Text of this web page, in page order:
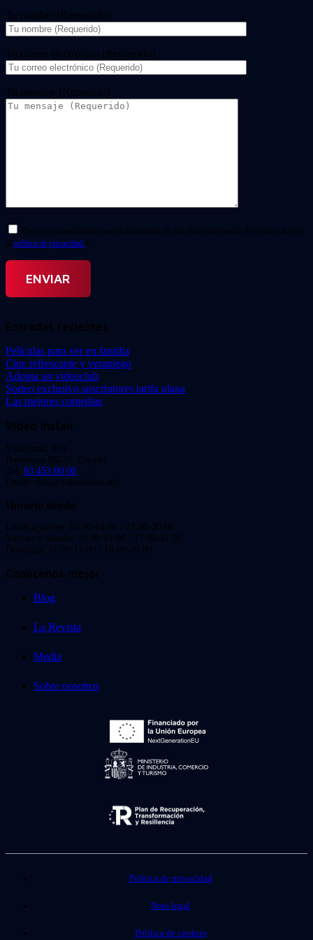
Tu nombre (Requerido)
Tu correo electrónico (Requerido)
Tu mensaje (Necesario)
Doy mi consentimiento para el tratamiento de mis datos personales. He leído y acepto
la política de privacidad. *
Entradas recientes
Películas para ver en familia
Cine refrescante y veraniego
Adopta un videoclub
Sorteo exclusivo suscriptores tarifa plana
Las mejores comedias
Video Instan
Viladomat, 239
Barcelona 08029. España.
Tel: 93 453 00 00
Email: info@videoinstan.net
Horario tienda
Lunes a jueves: 10:30-14:00 / 17:00-20:00
Viernes y sábado: 10:30-14:00 / 17:00-21:00
Domingo: 11:00-15:00 / 16:00-20:00
Conócenos mejor
Blog
La Revista
Media
Sobre nosotros
Política de privacidad
Nota legal
Política de cookies